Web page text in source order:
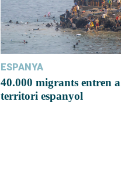
ESPANYA
40.000 migrants entren a
territori espanyol